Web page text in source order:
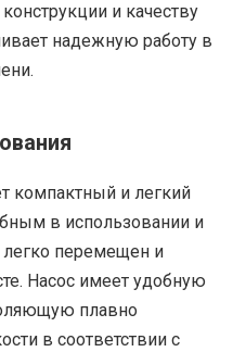
и качеству
надежную работу в
компактный и легкий
в использовании и
перемещен и
Насос имеет удобную
плавно
в соответствии с